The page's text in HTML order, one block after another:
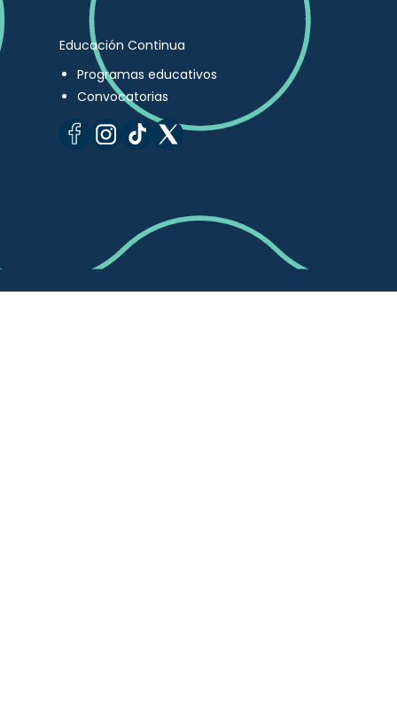
Educación Continua
Programas educativos
Convocatorias